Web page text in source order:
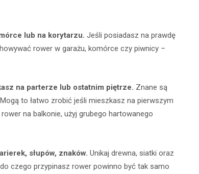
lub na korytarzu. Jeśli posiadasz na prawdę
rower w garażu, komórce czy piwnicy –
na parterze lub ostatnim piętrze. Znane są
to łatwo zrobić jeśli mieszkasz na pierwszym
na balkonie, użyj grubego hartowanego
słupów, znaków. Unikaj drewna, siatki oraz
czego przypinasz rower powinno być tak samo